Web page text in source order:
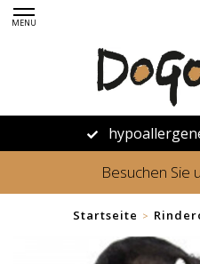
MENU
Besuchen Sie
Startseite >